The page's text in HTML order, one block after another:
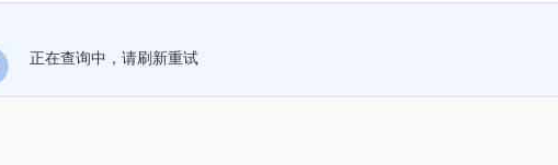
正在查询中，请刷新重试